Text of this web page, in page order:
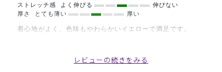
ストレッチ感
よく伸びる
伸びない
厚さ
とても薄い 厚い
着心地がよく、色味もやわらかいイエローで満足です。
レビューの続きをみる